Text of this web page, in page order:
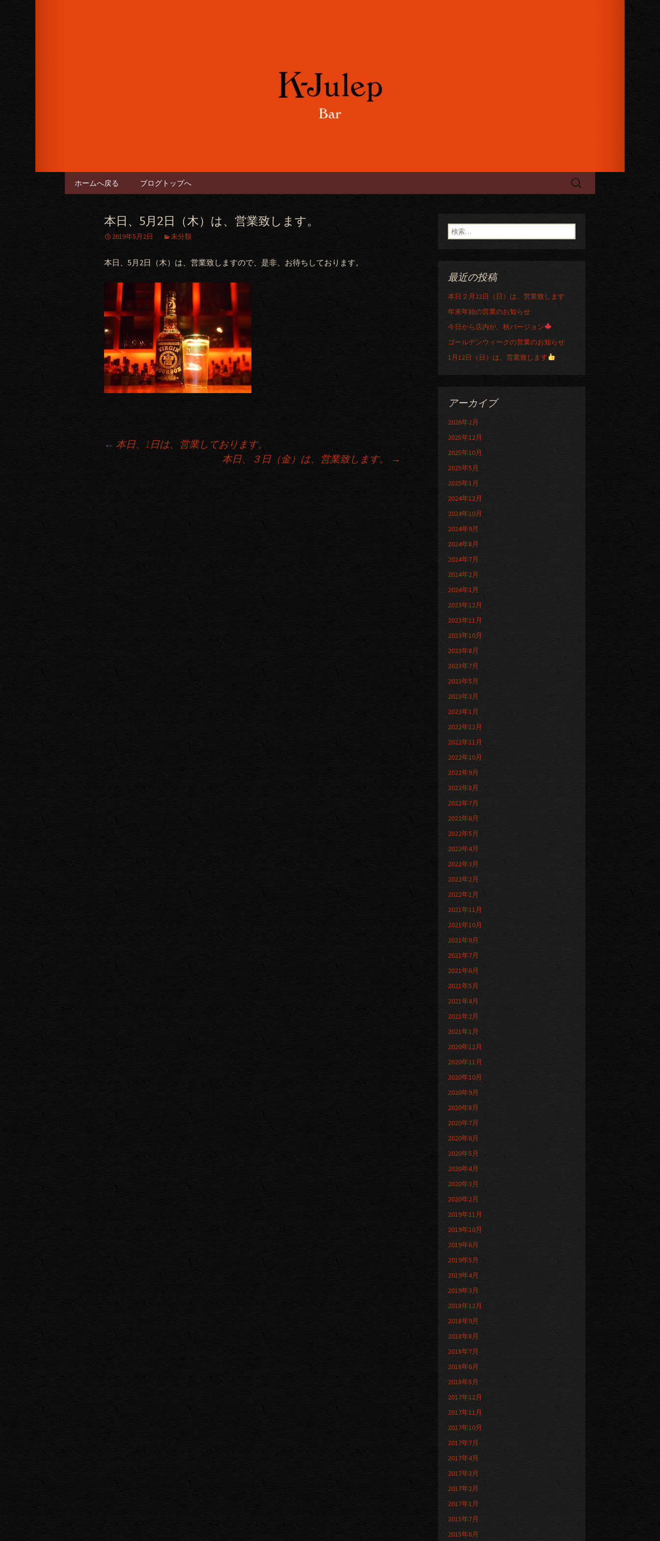
コンテンツへ移動
ホームへ戻る ブログトップへ
検
本日、5月2日（木）は、営業致します。
2019年5月2日 未分類
本日、5月2日（木）は、営業致しますので、是非、お待ちしております。
← 本日、1日は、営業しております。
本日、３日（金）は、営業致します。
→
検索:
最近の投稿
本日２月22日（日）は、営業致します
年末年始の営業のお知らせ
今日から店内が、秋バージョン
ゴールデンウィークの営業のお知らせ
1月12日（日）は、営業致します
アーカイブ
2026年2月
2025年12月
2025年10月
2025年5月
2025年1月
2024年12月
2024年10月
2024年9月
2024年8月
2024年7月
2024年2月
2024年1月
2023年12月
2023年11月
2023年10月
2023年8月
2023年7月
2023年5月
2023年3月
2023年1月
2022年12月
2022年11月
2022年10月
2022年9月
2022年8月
2022年7月
2022年6月
2022年5月
2022年4月
2022年3月
2022年2月
2022年1月
2021年11月
2021年10月
2021年9月
2021年7月
2021年6月
2021年5月
2021年4月
2021年2月
2021年1月
2020年12月
2020年11月
2020年10月
2020年9月
2020年8月
2020年7月
2020年6月
2020年5月
2020年4月
2020年3月
2020年2月
2019年11月
2019年10月
2019年6月
2019年5月
2019年4月
2019年3月
2018年12月
2018年9月
2018年8月
2018年7月
2018年6月
2018年5月
2017年12月
2017年11月
2017年10月
2017年7月
2017年4月
2017年3月
2017年2月
2017年1月
2015年7月
2015年6月